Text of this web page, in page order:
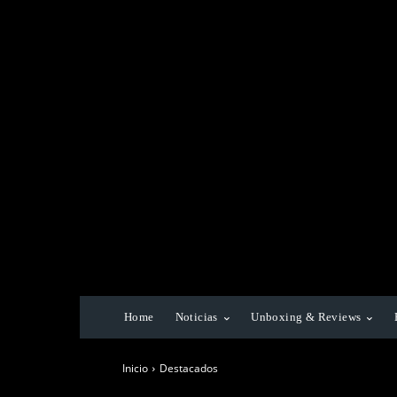
Home Noticias Unboxing & Reviews
Inicio Destacados